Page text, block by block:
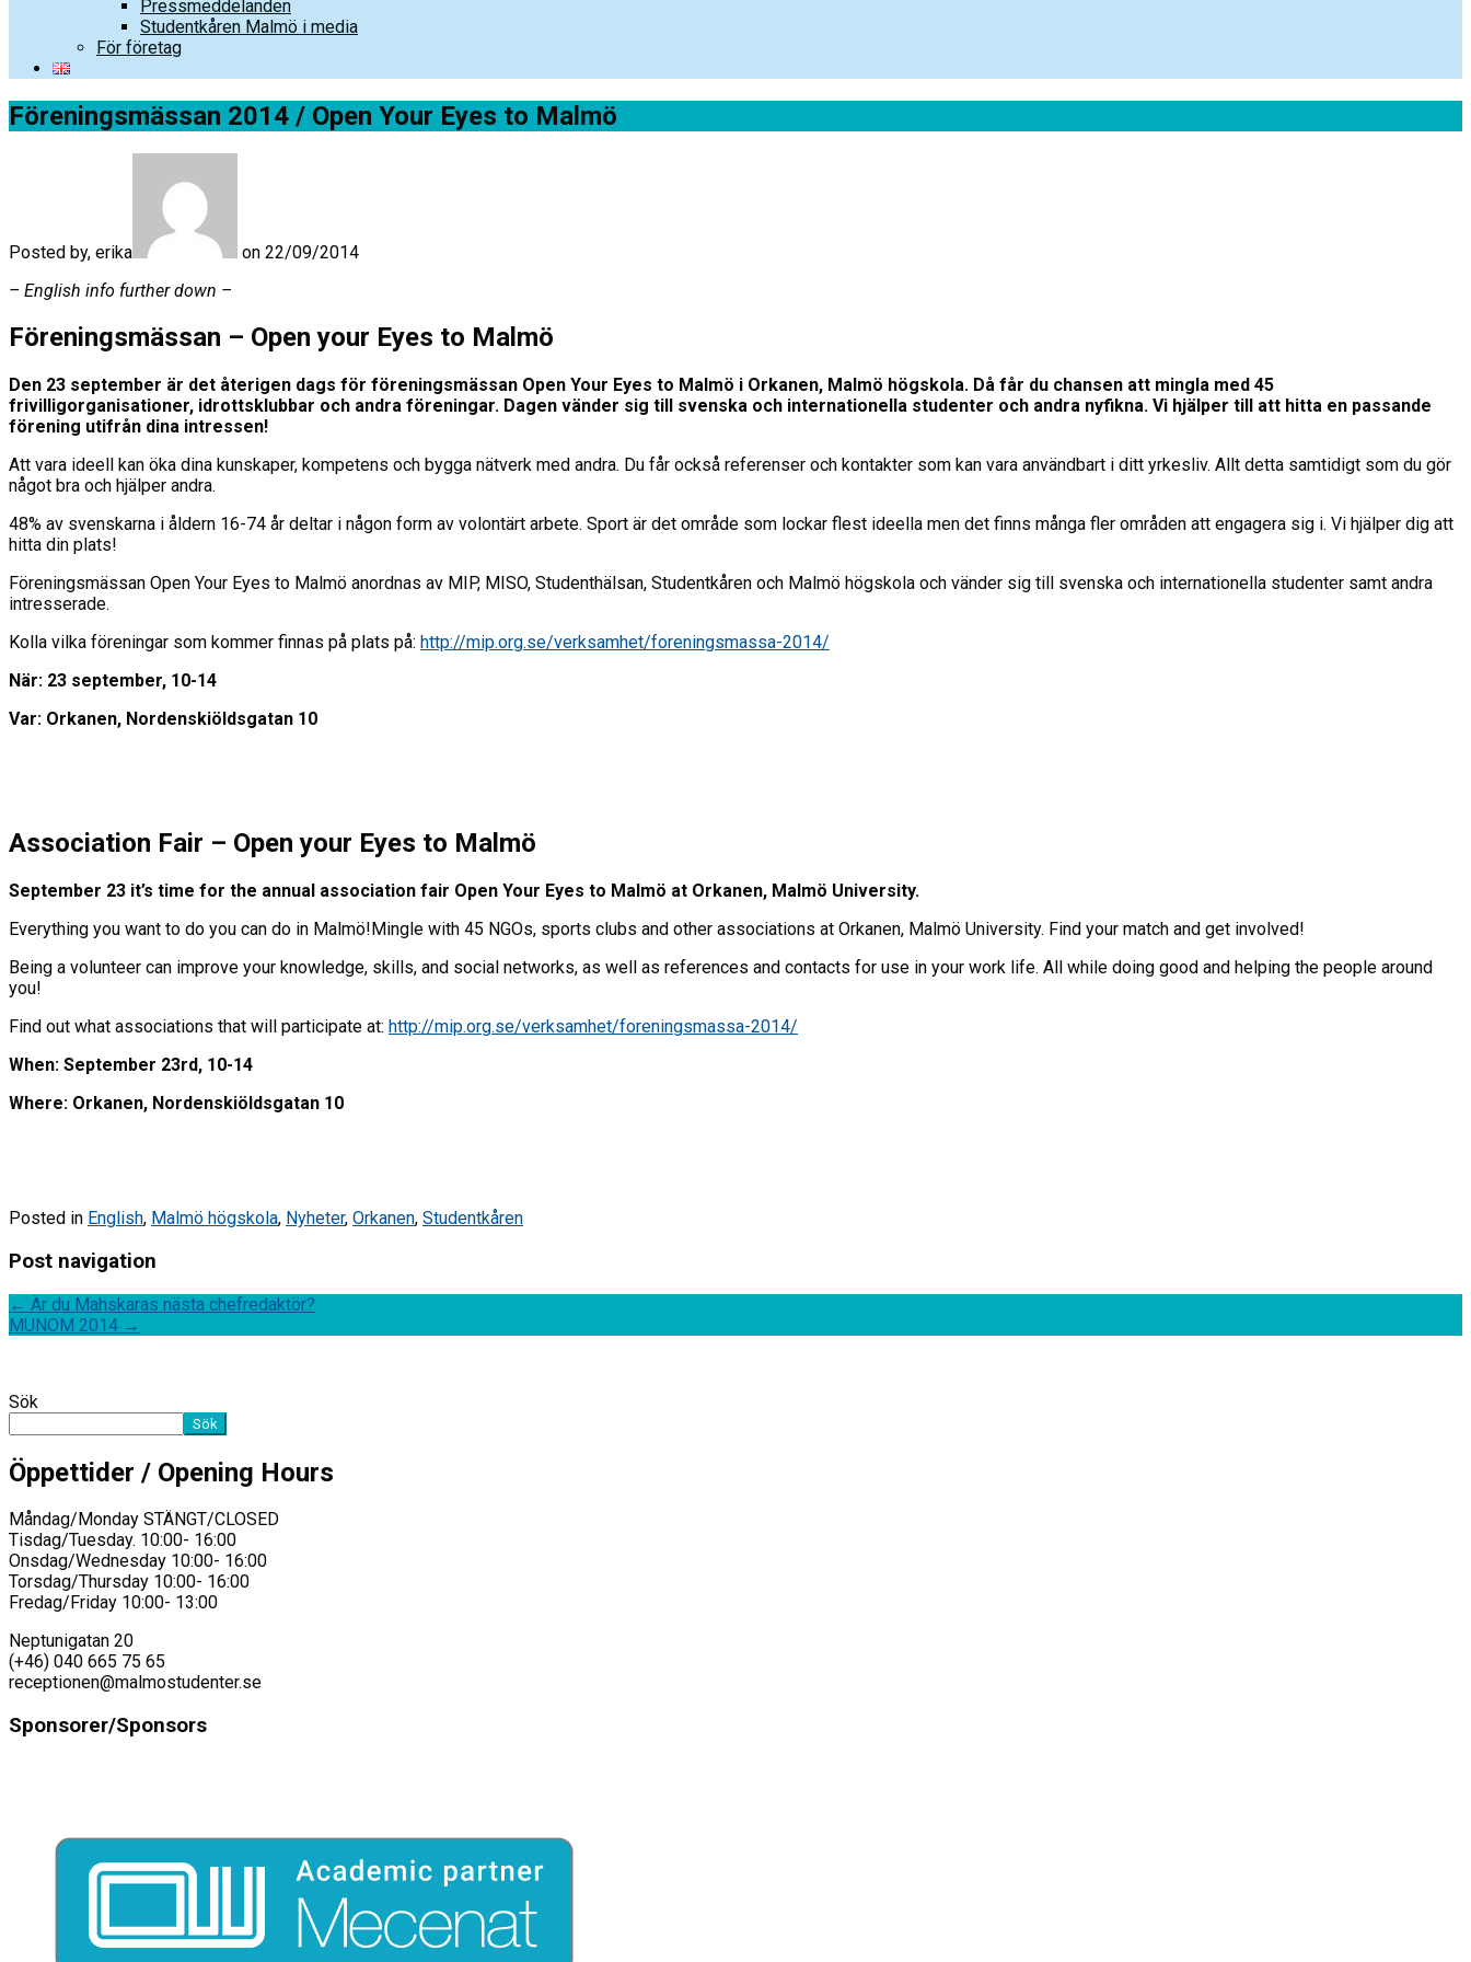
Pressmeddelanden
Studentkåren Malmö i media
För företag
Föreningsmässan 2014 / Open Your Eyes to Malmö
Posted by, erika
on 22/09/2014
– English info further down –
Föreningsmässan – Open your Eyes to Malmö
Den 23 september är det återigen dags för föreningsmässan Open Your Eyes to Malmö i Orkanen, Malmö högskola. Då får du chansen att mingla med 45
frivilligorganisationer, idrottsklubbar och andra föreningar. Dagen vänder sig till svenska och internationella studenter och andra nyfikna. Vi hjälper till att hitta en passande
förening utifrån dina intressen!
Att vara ideell kan öka dina kunskaper, kompetens och bygga nätverk med andra. Du får också referenser och kontakter som kan vara användbart i ditt yrkesliv. Allt detta samtidigt som du gör
något bra och hjälper andra.
48% av svenskarna i åldern 16-74 år deltar i någon form av volontärt arbete. Sport är det område som lockar flest ideella men det finns många fler områden att engagera sig i. Vi hjälper dig att
hitta din plats!
Föreningsmässan Open Your Eyes to Malmö anordnas av MIP, MISO, Studenthälsan, Studentkåren och Malmö högskola och vänder sig till svenska och internationella studenter samt andra
intresserade.
Kolla vilka föreningar som kommer finnas på plats på: http://mip.org.se/verksamhet/foreningsmassa-2014/
När: 23 september, 10-14
Var: Orkanen, Nordenskiöldsgatan 10
Association Fair – Open your Eyes to Malmö
September 23 it’s time for the annual association fair Open Your Eyes to Malmö at Orkanen, Malmö University.
Everything you want to do you can do in Malmö!Mingle with 45 NGOs, sports clubs and other associations at Orkanen, Malmö University. Find your match and get involved!
Being a volunteer can improve your knowledge, skills, and social networks, as well as references and contacts for use in your work life. All while doing good and helping the people around
you!
Find out what associations that will participate at: http://mip.org.se/verksamhet/foreningsmassa-2014/
When: September 23rd, 10-14
Where: Orkanen, Nordenskiöldsgatan 10
Posted in English, Malmö högskola, Nyheter, Orkanen, Studentkåren
Post navigation
← Är du Mahskaras nästa chefredaktör?
MUNOM 2014 →
Sök
Sök
Öppettider / Opening Hours
Måndag/Monday STÄNGT/CLOSED
Tisdag/Tuesday. 10:00- 16:00
Onsdag/Wednesday 10:00- 16:00
Torsdag/Thursday 10:00- 16:00
Fredag/Friday 10:00- 13:00
Neptunigatan 20
(+46) 040 665 75 65
receptionen@malmostudenter.se
Sponsorer/Sponsors